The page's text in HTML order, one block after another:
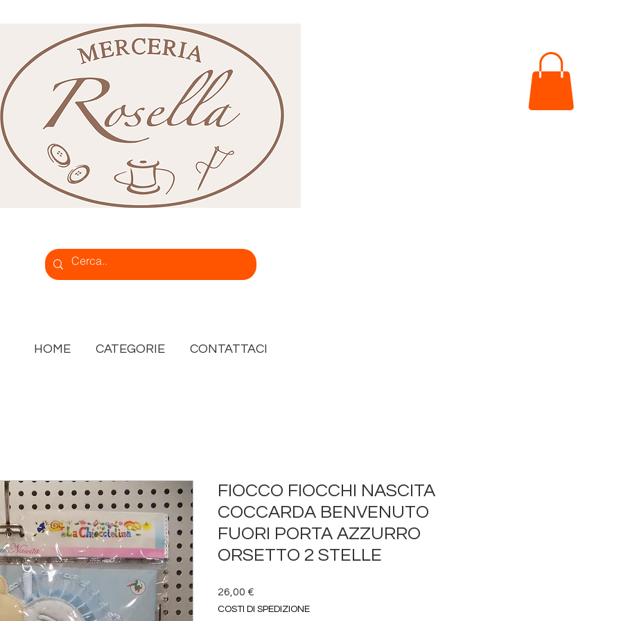
HOME CATEGORIE CONTATTACI
FIOCCO FIOCCHI NASCITA
COCCARDA BENVENUTO
FUORI PORTA AZZURRO
ORSETTO 2 STELLE
26,00 €
COSTI DI SPEDIZIONE